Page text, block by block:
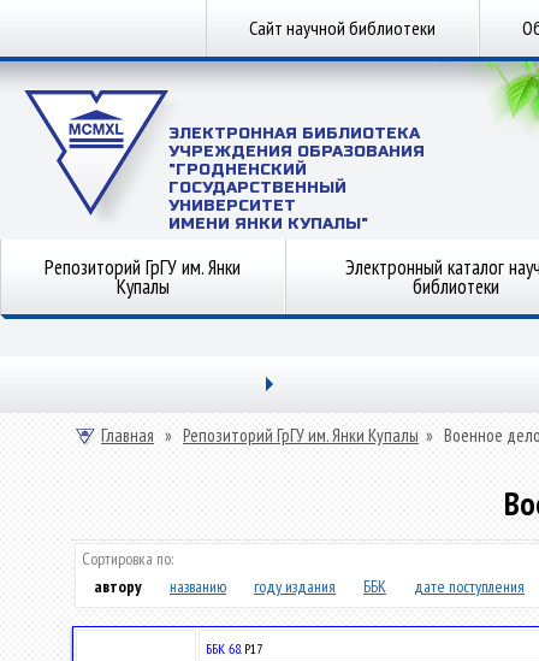
Сайт научной библиотеки
ЭЛЕКТРОННАЯ БИБЛИОТЕКА
УЧРЕЖДЕНИЯ ОБРАЗОВАНИЯ
"ГРОДНЕНСКИЙ
ГОСУДАРСТВЕННЫЙ
УНИВЕРСИТЕТ
ИМЕНИ ЯНКИ КУПАЛЫ"
Репозиторий ГрГУ им. Янки
Купалы
Электронный каталог
библиотеки
Главная » Репозиторий ГрГУ им. Янки Купалы » Военное
Сортировка по:
автору
названию году издания ББК дате поступления
ББК 68.Р17